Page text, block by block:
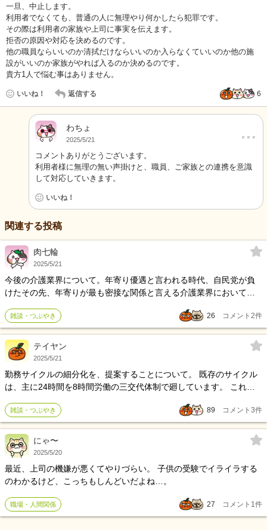
一旦、中止します。
利用者でなくても、普通の人に無理やり何かしたら犯罪です。
その際は利用者の家族や上司に事実を伝えます。
拒否の原因や対応を決めるのです。
他の職員ならいいのか清拭だけならいいのか入らなくていいのか他の施
設がいいのか家族がやれば入るのか決めるのです。
貴方1人で悩む事はありません。
いいね！ 返信する 6
わちょ
2025/5/21 …
コメントありがとうございます。
利用者様に無理の無い声掛けと、職員、ご家族との連携を意識
して対応していきます。
いいね！
関連する投稿
肉七輪
2025/5/21
今後の介護業界について。年寄り優遇と言われる時代、自民党が負
けたその先、年寄りが最も密接な関係と言える介護業界においてど
雑談・つぶやき 26 コメント 2件
テイヤン
2025/5/21
勤務サイクルの細分化を、提案することについて。 既存のサイクル
は、主に24時間を8時間労働の三交代体制で廻しています。 これら
間帯、深夜帯の配分時間比率を細分化して行く。 例えば、日勤帯は8
時間労働で、9時から18時までの1時間休憩。 夜間帯は18時から22時
までの4時間で休憩無し。 深夜帯１、いわゆる夜勤１は22時から午
前2時までの勤務で休憩無し。 深夜帯2、夜勤2勤務は午前2時から午
し。 要するに、日勤帯以外は4時間勤務の休憩無しで、24時間5交代
体制で廻して行くという事になります。 事業者も労働者も、双方に
とってメリットが多いと思います。 これらは、正規非正規を問わず
に勤務はしますが、貰う給与などは労働契約に基づいた対価で、事
雑談・つぶやき 89 コメント 3件
にゃ〜
2025/5/20
最近、上司の機嫌が悪くてやりづらい。 子供の受験でイライラする
のわかるけど、こっちもしんどいだよね…。
職場・人間関係 27 コメント 1件